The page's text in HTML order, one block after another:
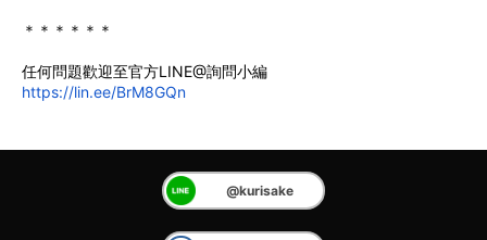
＊＊＊＊＊＊
任何問題歡迎至官方LINE@詢問小編
https://lin.ee/BrM8GQn
@kurisake